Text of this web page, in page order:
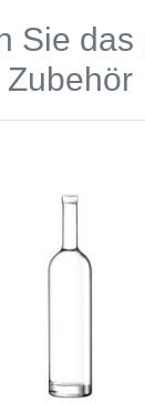
Sie das
Zubehör